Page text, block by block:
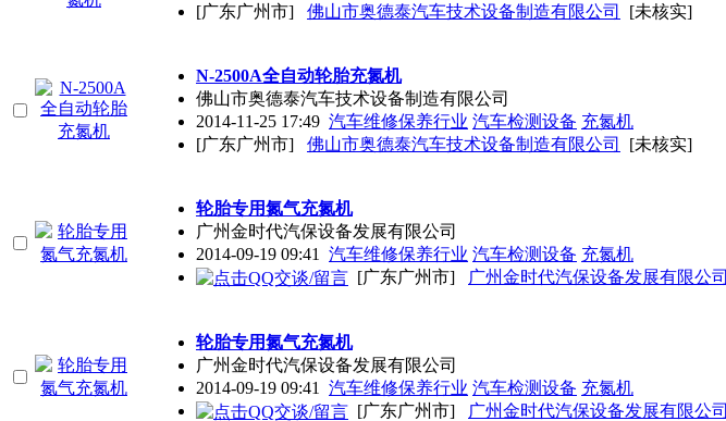
[广东广州市]
佛山市奥德泰汽车技术设备制造有限公司 [未核实]
N-2500A全自动轮胎充氮机
佛山市奥德泰汽车技术设备制造有限公司
2014-11-25 17:49 汽车维修保养行业 汽车检测设备 充氮机
[广东广州市]
佛山市奥德泰汽车技术设备制造有限公司 [未核实]
轮胎专用氮气充氮机
广州金时代汽保设备发展有限公司
2014-09-19 09:41 汽车维修保养行业 汽车检测设备 充氮机
[广东广州市]
广州金时代汽保设备发展有限公司
轮胎专用氮气充氮机
广州金时代汽保设备发展有限公司
2014-09-19 09:41 汽车维修保养行业 汽车检测设备 充氮机
[广东广州市]
广州金时代汽保设备发展有限公司